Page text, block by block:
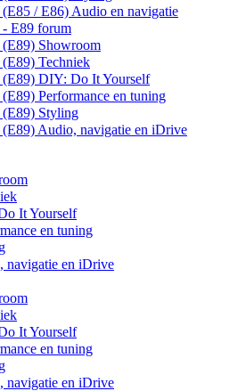
/ E86) Audio en navigatie
E89 forum
Showroom
Techniek
DIY: Do It Yourself
Performance en tuning
Styling
Audio, navigatie en iDrive
It Yourself
en tuning
en iDrive
It Yourself
en tuning
en iDrive